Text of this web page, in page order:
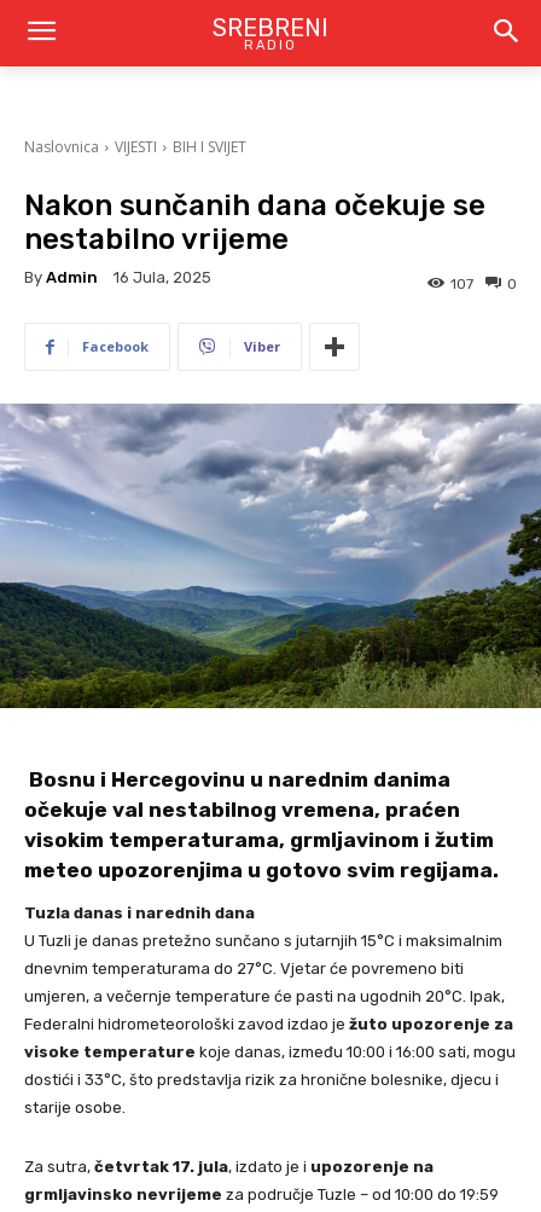
SREBRENI
RADIO
Naslovnica VIJESTI BIH I SVIJET
Nakon sunčanih dana očekuje se
nestabilno vrijeme
By Admin 16 Jula, 2025 0
107
Facebook Viber
Bosnu i Hercegovinu u narednim danima
očekuje val nestabilnog vremena, praćen
visokim temperaturama, grmljavinom i žutim
meteo upozorenjima u gotovo svim regijama.
Tuzla danas i narednih dana
U Tuzli je danas pretežno sunčano s jutarnjih 15°C i maksimalnim
dnevnim temperaturama do 27°C. Vjetar će povremeno biti
umjeren, a večernje temperature će pasti na ugodnih 20°C. Ipak,
Federalni hidrometeorološki zavod izdao je žuto upozorenje za
visoke temperature koje danas, između 10:00 i 16:00 sati, mogu
dostići i 33°C, što predstavlja rizik za hronične bolesnike, djecu i
starije osobe.
Za sutra, četvrtak 17. jula, izdato je i upozorenje na
grmljavinsko nevrijeme za područje Tuzle – od 10:00 do 19:59